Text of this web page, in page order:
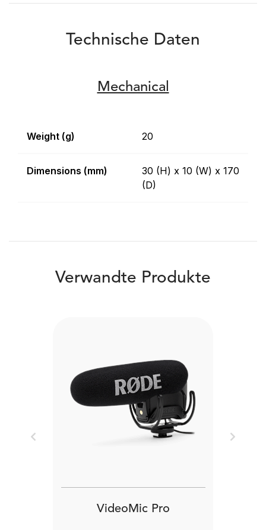
Technische Daten
Mechanical
Weight (g) 20
Dimensions (mm)
30 (H) x 10 (W) x 170
(D)
Verwandte Produkte
VideoMic Pro
Previous Next